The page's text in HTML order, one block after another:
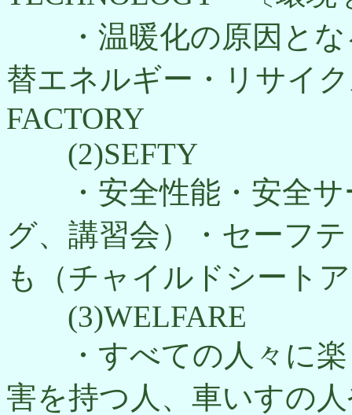
・温暖化の原因とな
替エネルギー・リサイ
FACTORY
(2)SEFTY
・安全性能・安全サ
グ、講習会）・セーフ
も（チャイルドシート
(3)WELFARE
・すべての人々に楽
害を持つ人、車いすの